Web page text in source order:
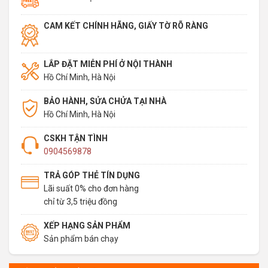
158.900.000đ.
CAM KẾT CHÍNH HÃNG, GIẤY TỜ RÕ RÀNG
LẮP ĐẶT MIỄN PHÍ Ở NỘI THÀNH
Hồ Chí Minh, Hà Nội
BẢO HÀNH, SỬA CHỬA TẠI NHÀ
Hồ Chí Minh, Hà Nội
CSKH TẬN TÌNH
0904569878
TRẢ GÓP THẺ TÍN DỤNG
Lãi suất 0% cho đơn hàng
chỉ từ 3,5 triệu đồng
XẾP HẠNG SẢN PHẨM
Sản phẩm bán chạy